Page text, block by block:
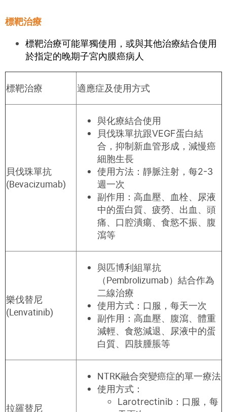
標靶治療
標靶治療可能單獨使用，或與其他治療結合使用
於指定的晚期子宮內膜癌病人
標靶治療 適應症及使用方式
貝伐珠單抗
(Bevacizumab)
與化療結合使用
貝伐珠單抗跟VEGF蛋白結
合 ，抑制新血管形成，減慢癌
細胞生長
使用方法 ：靜脈注射，每2-3
週一次
副作用：高血壓、血栓、尿液
中的蛋白質、疲勞、出血、頭
痛、口腔潰瘍、食慾不振、腹
瀉等
樂伐替尼
(Lenvatinib)
與匹博利組單抗
（Pembrolizumab） 結合作為
二線治療
使用方式：口服，每天一次
副作用：高血壓、腹瀉、體重
減輕、食慾減退、尿液中的蛋
白質、四肢腫脹等
拉羅替尼
NTRK融合突變癌症的單一療法
使用方式：
Larotrectinib：口服，每